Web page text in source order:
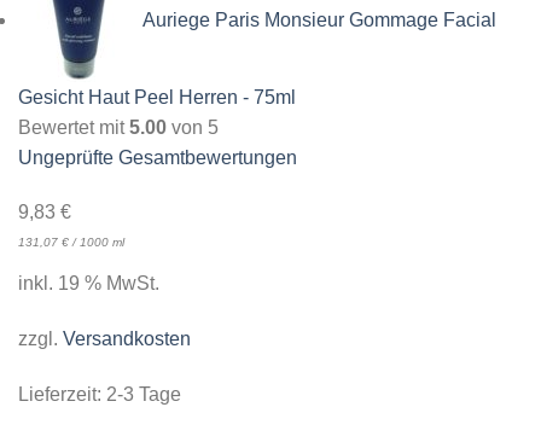
Auriege Paris Monsieur Gommage Facial
Gesicht Haut Peel Herren - 75ml
Bewertet mit5.00 von 5
Ungeprüfte Gesamtbewertungen
9,83 €
131,07 €/1000 ml
inkl. 19 % MwSt.
zzgl. Versandkosten
Lieferzeit: 2-3 Tage